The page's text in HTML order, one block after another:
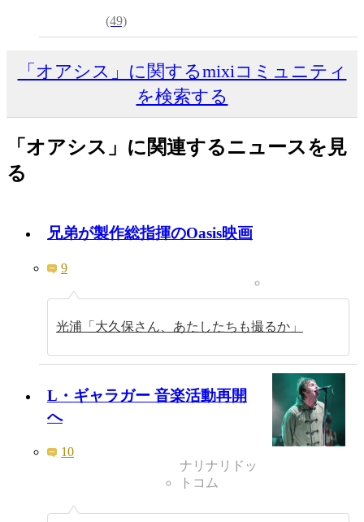
(49)
「オアシス」に関するmixiコミュニティ
を検索する
「オアシス」に関連するニュースを見
る
兄弟が製作総指揮のOasis映画
9
光浦「大久保さん、あたしたちも撮るか」
L・ギャラガー 音楽活動再開
へ
10
ナリナリドッ
トコム